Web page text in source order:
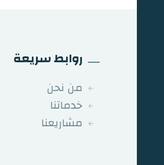
روابط سريعة
من نحن
خدماتنا
مشاريعنا